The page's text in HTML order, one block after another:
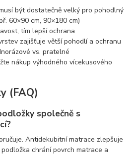
být dostatečně velký pro pohodlný
60×90 cm, 90×180 cm)
tím lepší ochrana
zajišťuje větší pohodlí a ochranu
vs. pratelné
nákup výhodného vícekusového
(FAQ)
společně s
Antidekubitní matrace zlepšuje
chrání povrch matrace a